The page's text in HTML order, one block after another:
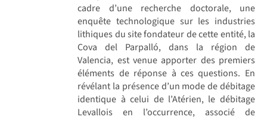
cadre d’une recherche doctorale, une
enquête technologique sur les industries
lithiques du site fondateur de cette entité, la
Cova del Parpalló, dans la région de
Valencia, est venue apporter des premiers
éléments de réponse à ces questions. En
révélant la présence d’un mode de débitage
identique à celui de l’Atérien, le débitage
Levallois en l’occurrence, associé de